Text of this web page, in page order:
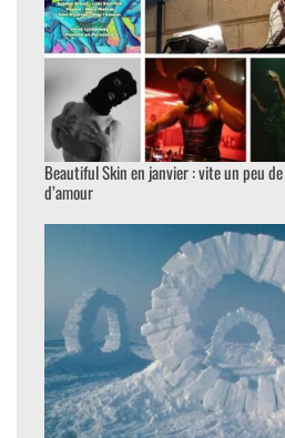
Beautiful Skin en janvier : vite un peu
d’amour